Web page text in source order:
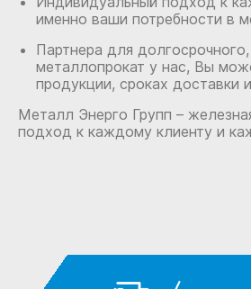
именно ваши потребности в
Партнера для
металлопрокат у нас, Вы
продукции, сроках
Металл Энерго Групп –
подход к каждому клиенту и